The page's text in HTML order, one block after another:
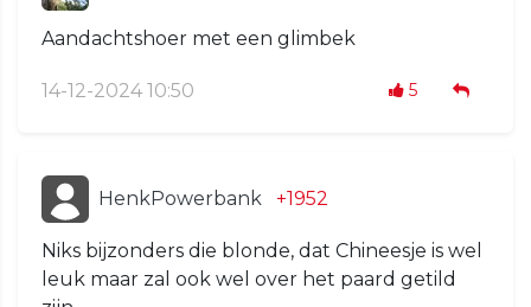
Aandachtshoer met een glimbek
14-12-2024 10:50 5
HenkPowerbank +1952
Niks bijzonders die blonde, dat Chineesje is wel
leuk maar zal ook wel over het paard getild